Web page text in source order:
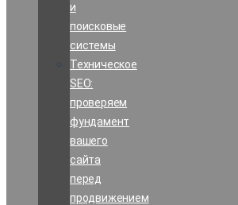
и
поисковые
системы
Техническое
SEO:
проверяем
фундамент
вашего
сайта
перед
продвижением